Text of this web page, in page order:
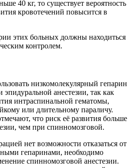
40 кг, то существует вероятность
кровотечений повысится в
этих больных должны находиться
контролем.
низкомолекулярный гепарин
анестезии, так как
интраспинальной гематомы,
или длительному параличу.
что риск её развития больше
чем при спинномозговой.
нет возможности отказаться от
гепаринами, необходимо
спинномозговой анестезии.